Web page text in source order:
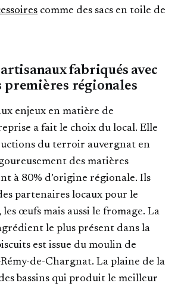
comme des sacs en toile de
fabriqués avec
premières régionales
enjeux en matière de
a fait le choix du local. Elle
du terroir auvergnat en
des matières
à 80% d’origine régionale. Ils
partenaires locaux pour le
œufs mais aussi le fromage. La
le plus présent dans la
est issue du moulin de
de-Chargnat. La plaine de la
bassins qui produit le meilleur